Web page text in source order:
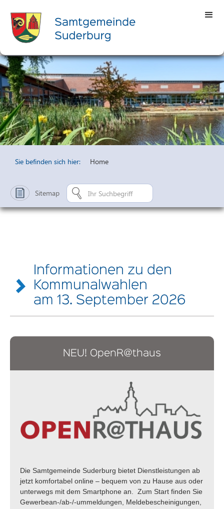
Sie befinden sich hier: Home
Sitemap
Informationen zu den
Kommunalwahlen
am 13. September 2026
Hier finden Sie Infos und Bekanntmachungen zu den
Zulassung Wahlvorschläge Gemeindewahl
Zulassung Wahlvorschläge Gemeindewahl
Gerdau
Zulassung Wahlvorschläge
Samtgemeindewahl Suderburg
NEU! OpenR@thaus
Die Samtgemeinde Suderburg bietet Dienstleistungen ab
jetzt komfortabel online – bequem von zu Hause aus oder
unterwegs mit dem Smartphone an. Zum Start finden Sie
Gewerbean-/ab-/-ummeldungen, Meldebescheinigungen,